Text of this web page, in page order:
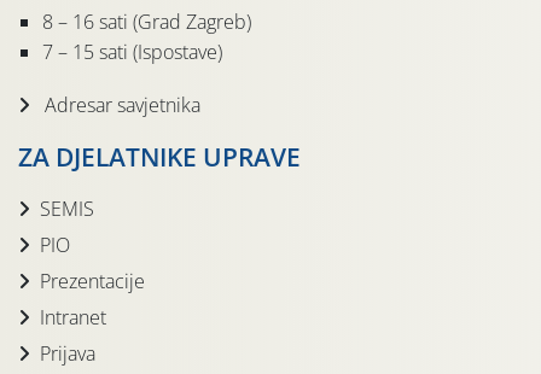
8 – 16 sati (Grad Zagreb)
7 – 15 sati (Ispostave)
Adresar savjetnika
ZA DJELATNIKE UPRAVE
SEMIS
PIO
Prezentacije
Intranet
Prijava